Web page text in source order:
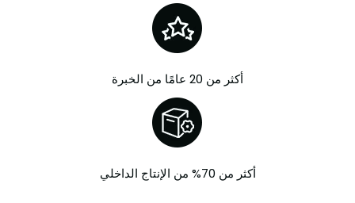
أكثر من 20 عامًا من الخبرة
أكثر من 70% من الإنتاج الداخلي